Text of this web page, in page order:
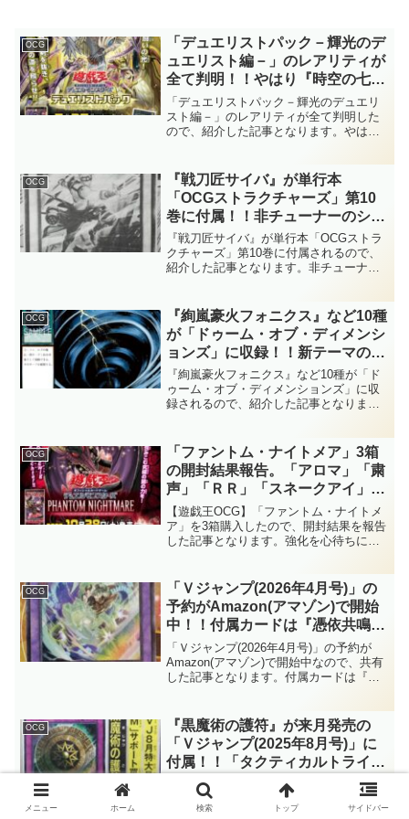
OCG
「デュエリストパック－輝光のデ
ュエリスト編－」のレアリティが
全て判明！！やはり『時空の七皇
(セブンス・タキオン)』はスーパ
ーレア！！「タキオン」の最後の
クオシク枠は『神影金龍ドラッグ
OCG】
「デュエリストパック－輝光のデュエリ
スト編－」のレアリティが全て判明した
ので、紹介した記事となります。やはり
オシク枠は『神影金龍ドラッグルクシオ
ン』でしたか。【遊戯王OCG】
OCG
『戦刀匠サイバ』が単行本
「OCGストラクチャーズ」第10
巻に付属！！非チューナーのシン
クロモンスターでは非常に珍しい
相手ターン中のシンクロ召喚効果
持ち！！戦士族デッキの戦術の幅
戯王OCG】
『戦刀匠サイバ』が単行本「OCGストラ
クチャーズ」第10巻に付属されるので、
紹介した記事となります。非チューナー
ち！！戦士族デッキの戦術の幅を広げら
れそうですね～。【遊戯王OCG】
OCG
『絢嵐豪火フォニクス』など10種
が「ドゥーム・オブ・ディメンシ
ョンズ」に収録！！新テーマの
「絢嵐(けんらん)」は、まさかの
『サイクロン』サポート！？風属
性サポートとしても扱えるポテン
OCG】
『絢嵐豪火フォニクス』など10種が「ド
ゥーム・オブ・ディメンションズ」に収
録されるので、紹介した記事となりま
性サポートとしても扱えるポテンシャル
がありますね～。【遊戯王OCG】
OCG
「ファントム・ナイトメア」3箱
の開封結果報告。「アロマ」「粛
声」「ＲＲ」「スネークアイ」
等。【遊戯王OCG】
【遊戯王OCG】「ファントム・ナイトメ
ア」を3箱購入したので、開封結果を報告
した記事となります。強化を心待ちにし
ナルのランク13が追加された「ＲＲ」
等、注目のパックです。
OCG
「Ｖジャンプ(2026年4月号)」の
予約がAmazon(アマゾン)で開始
中！！付属カードは『憑依共鳴－
ウィン』！！汎用性高めな、「霊
使い」の新たな融合モンスターで
す！！2026/2/20に発売予定！！
「Ｖジャンプ(2026年4月号)」の予約が
Amazon(アマゾン)で開始中なので、共有
した記事となります。付属カードは『憑
す！！2026/2/20に発売予定！！【遊戯王
OCG】
OCG
『黒魔術の護符』が来月発売の
「Ｖジャンプ(2025年8月号)」に
付属！！「タクティカルトライパ
ック」で強化予定の『ブラック・
マジシャン』をサポートする通常
『黒魔術の護符』が来月発売の「Ｖジャ
ンプ(2025年8月号)」に付属されることが
判明したので、紹介した記事となりま
メニュー ホーム 検索 トップ サイドバー